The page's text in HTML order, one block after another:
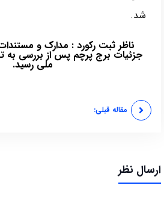
شد.
ناظر ثبت رکورد : مدارک و
جزئیات برج پرچم پس از بررسی به
ملی رسید.
مقاله قبلی:
ارسال نظر